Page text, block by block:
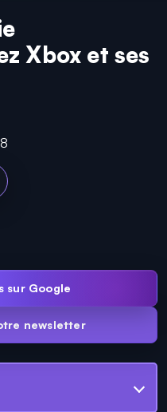
Xbox et ses
sur Google
newsletter